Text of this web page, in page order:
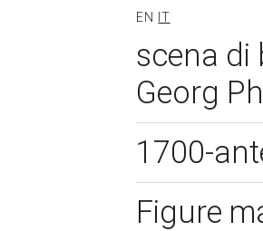
EN IT
scena di
Georg
1700-
Figure